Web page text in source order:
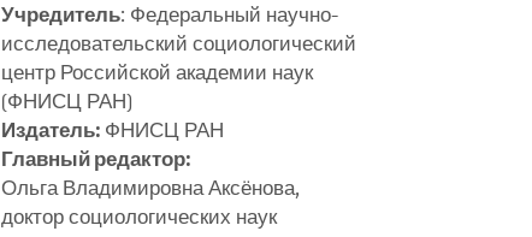
Учредитель: Федеральный научно-
исследовательский социологический
центр Российской академии наук
(ФНИСЦ РАН)
Издатель: ФНИСЦ РАН
Главный редактор:
Ольга Владимировна Аксёнова,
доктор социологических наук